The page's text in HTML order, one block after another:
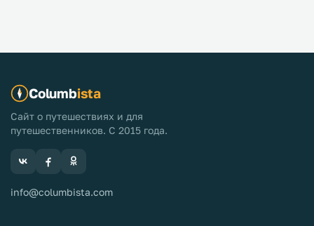
Columbista
Сайт о путешествиях и для
путешественников. С 2015 года.
info@columbista.com